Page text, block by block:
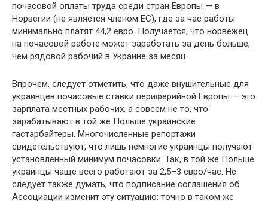
почасовой оплаты труда среди стран Европы — в
Норвегии (не является членом ЕС), где за час работы
минимально платят 44,2 евро. Получается, что норвежец
на почасовой работе может заработать за день больше,
чем рядовой рабочий в Украине за месяц.
Впрочем, следует отметить, что даже внушительные для
украинцев почасовые ставки периферийной Европы — это
зарплата местных рабочих, а совсем не то, что
зарабатывают в той же Польше украинские
гастарбайтеры. Многочисленные репортажи
свидетельствуют, что лишь немногие украинцы получают
установленный минимум почасовки. Так, в той же Польше
украинцы чаще всего работают за 2,5–3 евро/час. Не
следует также думать, что подписание соглашения об
Ассоциации изменит эту ситуацию: точно в таком же